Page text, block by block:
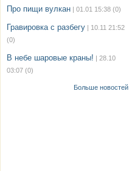
Про пищи вулкан | 01.01 15:38 (0)
Гравировка с разбегу | 10.11 21:52
(0)
В небе шаровые краны! | 28.10
03:07 (0)
Больше новостей